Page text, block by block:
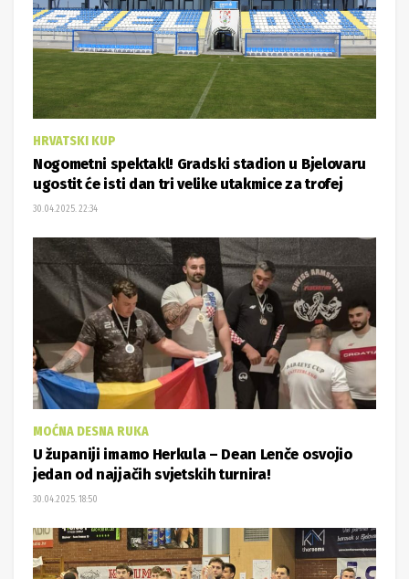
HRVATSKI KUP
Nogometni spektakl! Gradski stadion u Bjelovaru
ugostit će isti dan tri velike utakmice za trofej
30.04.2025. 22:34
MOĆNA DESNA RUKA
U županiji imamo Herkula – Dean Lenče osvojio
jedan od najjačih svjetskih turnira!
30.04.2025. 18:50